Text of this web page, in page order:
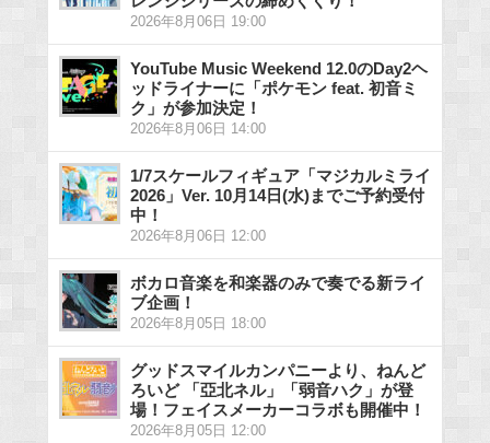
2026年8月06日 19:00
YouTube Music Weekend 12.0のDay2ヘ
ッドライナーに「ポケモン feat. 初音ミ
ク」が参加決定！
2026年8月06日 14:00
1/7スケールフィギュア「マジカルミライ
2026」Ver. 10月14日(水)までご予約受付
中！
2026年8月06日 12:00
ボカロ音楽を和楽器のみで奏でる新ライ
ブ企画！
2026年8月05日 18:00
グッドスマイルカンパニーより、ねんど
ろいど 「亞北ネル」「弱音ハク」が登
場！フェイスメーカーコラボも開催中！
2026年8月05日 12:00